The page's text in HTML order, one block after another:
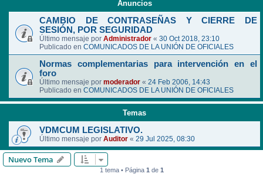
Anuncios
CAMBIO DE CONTRASEÑAS Y CIERRE DE
SESIÓN, POR SEGURIDAD
Último mensaje por Administrador « 30 Oct 2018, 23:10
Publicado en COMUNICADOS DE LA UNIÓN DE OFICIALES
Normas complementarias para intervención en el
foro
Último mensaje por moderador « 24 Feb 2006, 14:43
Publicado en COMUNICADOS DE LA UNIÓN DE OFICIALES
Temas
VDMCUM LEGISLATIVO.
Último mensaje por Auditor « 29 Jul 2025, 08:30
Nuevo Tema
1 tema • Página 1 de 1